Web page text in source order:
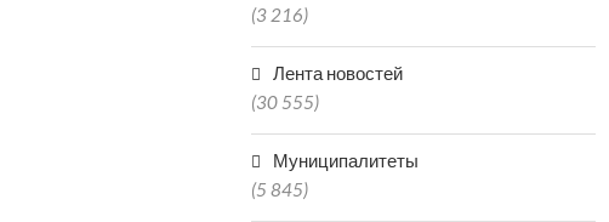
(3 216)
Лента новостей
(30 555)
Муниципалитеты
(5 845)